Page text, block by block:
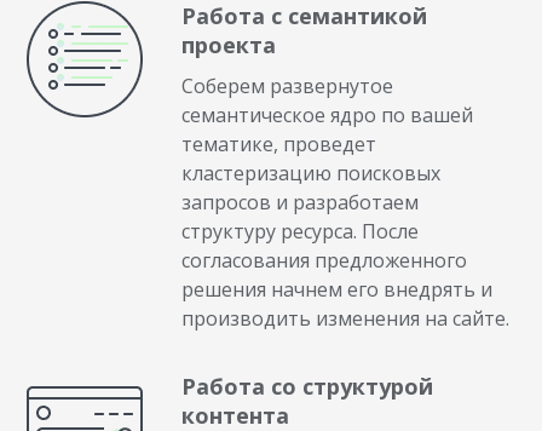
Работа с семантикой
проекта
Соберем развернутое
семантическое ядро по вашей
тематике, проведет
кластеризацию поисковых
запросов и разработаем
структуру ресурса. После
согласования предложенного
решения начнем его внедрять и
производить изменения на сайте.
Работа со структурой
контента